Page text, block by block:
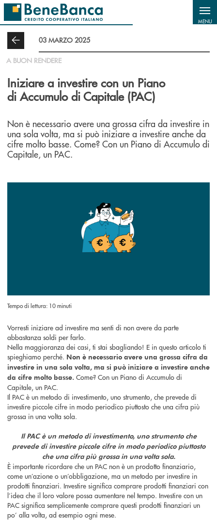
Salta al contenuto principale
MENU
03 MARZO 2025
A BUON RENDERE
Iniziare a investire con un Piano
di Accumulo di Capitale (PAC)
Non è necessario avere una grossa cifra da investire in
una sola volta, ma si può iniziare a investire anche da
cifre molto basse. Come? Con un Piano di Accumulo di
Capitale, un PAC.
Tempo di lettura: 10 minuti
Vorresti iniziare ad investire ma senti di non avere da parte
abbastanza soldi per farlo.
Nella maggioranza dei casi, ti stai sbagliando! E in questo articolo ti
spieghiamo perché. Non è necessario avere una grossa cifra da
investire in una sola volta, ma si può iniziare a investire anche
da cifre molto basse. Come? Con un Piano di Accumulo di
Capitale, un PAC.
Il PAC è un metodo di investimento, uno strumento, che prevede di
investire piccole cifre in modo periodico piuttosto che una cifra più
grossa in una volta sola.
Il PAC è un metodo di investimento, uno strumento che
prevede di investire piccole cifre in modo periodico piuttosto
che una cifra più grossa in una volta sola.
È importante ricordare che un PAC non è un prodotto finanziario,
come un’azione o un’obbligazione, ma un metodo per investire in
prodotti finanziari. Investire significa comprare prodotti finanziari con
l’idea che il loro valore possa aumentare nel tempo. Investire con un
PAC significa semplicemente comprare questi prodotti finanziari un
po’ alla volta, ad esempio ogni mese.